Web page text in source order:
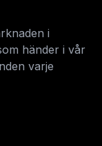
i
händer i vår
varje